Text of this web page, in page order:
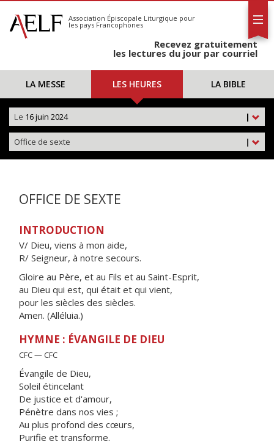
S'abonner
Calendrier
Association Épiscopale Liturgique pour
les pays Francophones
Recevez gratuitement
les lectures du jour par courriel
LA MESSE LES HEURES LA BIBLE
|
Le 16 juin 2024
|
Office de sexte
OFFICE DE SEXTE
INTRODUCTION
V/ Dieu, viens à mon aide,
R/ Seigneur, à notre secours.
Gloire au Père, et au Fils et au Saint-Esprit,
au Dieu qui est, qui était et qui vient,
pour les siècles des siècles.
Amen. (Alléluia.)
HYMNE : ÉVANGILE DE DIEU
CFC — CFC
Évangile de Dieu,
Soleil étincelant
De justice et d'amour,
Pénètre dans nos vies ;
Au plus profond des cœurs,
Purifie et transforme.